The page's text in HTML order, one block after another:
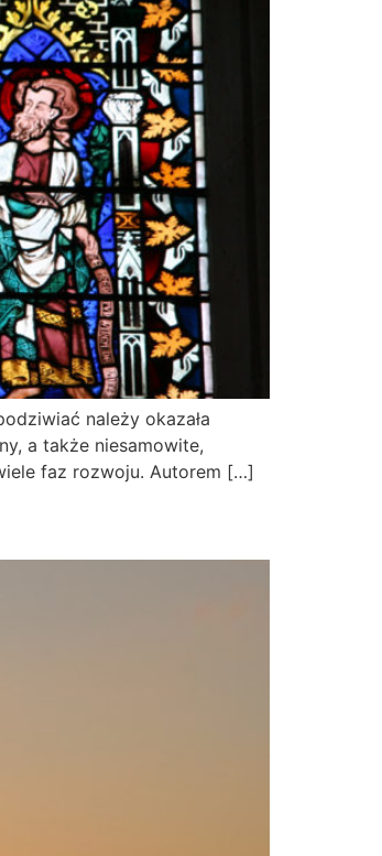
należy okazała
a także niesamowite,
faz rozwoju. Autorem […]